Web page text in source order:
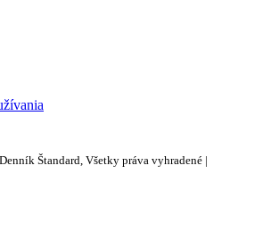
Denník Štandard, Všetky práva vyhradené |